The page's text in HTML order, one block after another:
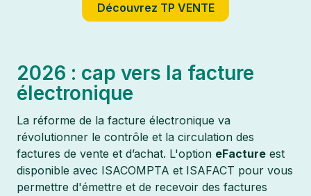
Découvrez TP VENTE
2026 : cap vers la facture
électronique
La réforme de la facture électronique va
révolutionner le contrôle et la circulation des
factures de vente et d’achat. L'option eFacture est
disponible avec ISACOMPTA et ISAFACT pour vous
permettre d'émettre et de recevoir des factures